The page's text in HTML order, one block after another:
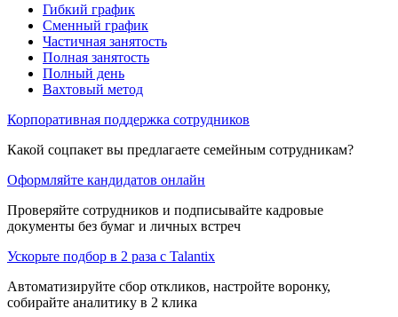
Гибкий график
Сменный график
Частичная занятость
Полная занятость
Полный день
Вахтовый метод
Корпоративная поддержка сотрудников
Какой соцпакет вы предлагаете семейным сотрудникам?
Оформляйте кандидатов онлайн
Проверяйте сотрудников и подписывайте кадровые
документы без бумаг и личных встреч
Ускорьте подбор в 2 раза с Talantix
Автоматизируйте сбор откликов, настройте воронку,
собирайте аналитику в 2 клика